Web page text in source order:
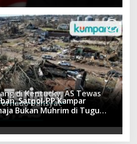
di Kentucky, AS Tewas
Dahsyat
Satpol-PP Kampar
Bukan Muhrim di Tugu
Tungku Sajoangan